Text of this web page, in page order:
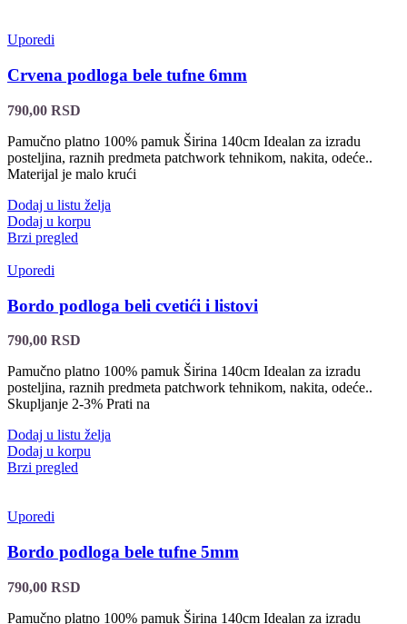
Uporedi
Crvena podloga bele tufne 6mm
790,00 RSD
Pamučno platno 100% pamuk Širina 140cm Idealan za izradu
posteljina, raznih predmeta patchwork tehnikom, nakita, odeće..
Materijal je malo krući
Dodaj u listu želja
Dodaj u korpu
Brzi pregled
Uporedi
Bordo podloga beli cvetići i listovi
790,00 RSD
Pamučno platno 100% pamuk Širina 140cm Idealan za izradu
posteljina, raznih predmeta patchwork tehnikom, nakita, odeće..
Skupljanje 2-3% Prati na
Dodaj u listu želja
Dodaj u korpu
Brzi pregled
Uporedi
Bordo podloga bele tufne 5mm
790,00 RSD
Pamučno platno 100% pamuk Širina 140cm Idealan za izradu